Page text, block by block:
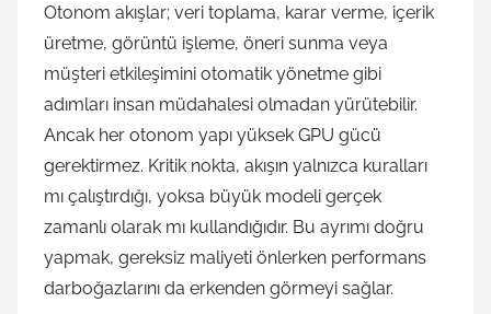
Otonom akışlar; veri toplama, karar verme, içerik
üretme, görüntü işleme, öneri sunma veya
müşteri etkileşimini otomatik yönetme gibi
adımları insan müdahalesi olmadan yürütebilir.
Ancak her otonom yapı yüksek GPU gücü
gerektirmez. Kritik nokta, akışın yalnızca kuralları
mı çalıştırdığı, yoksa büyük modeli gerçek
zamanlı olarak mı kullandığıdır. Bu ayrımı doğru
yapmak, gereksiz maliyeti önlerken performans
darboğazlarını da erkenden görmeyi sağlar.